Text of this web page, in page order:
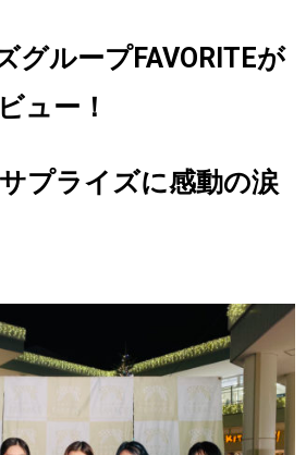
グループFAVORITEが
ュー！
プライズに感動の涙